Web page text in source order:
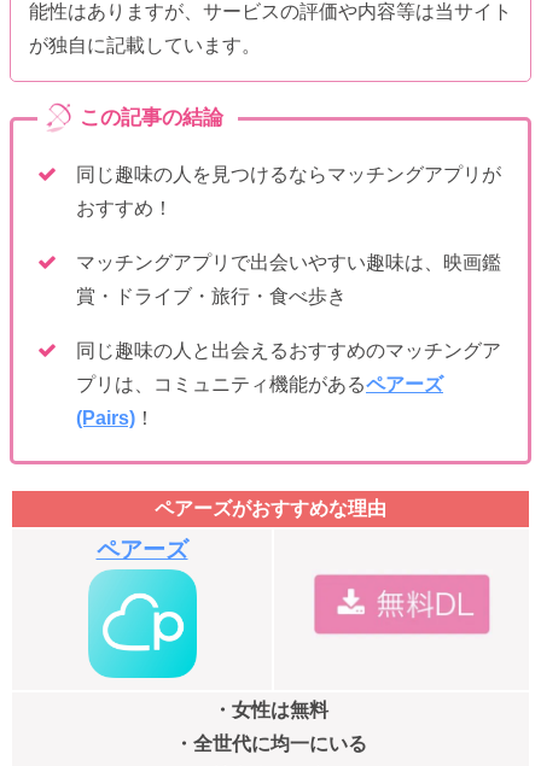
能性はありますが、サービスの評価や内容等は当サイト
が独自に記載しています。
同じ趣味の人を見つけるならマッチングアプリが
おすすめ！
マッチングアプリで出会いやすい趣味は、映画鑑
賞・ドライブ・旅行・食べ歩き
同じ趣味の人と出会えるおすすめのマッチングア
プリは、コミュニティ機能があるペアーズ
(Pairs) ！
ペアーズがおすすめな理由
ペアーズ
・女性は無料
・全世代に均一にいる